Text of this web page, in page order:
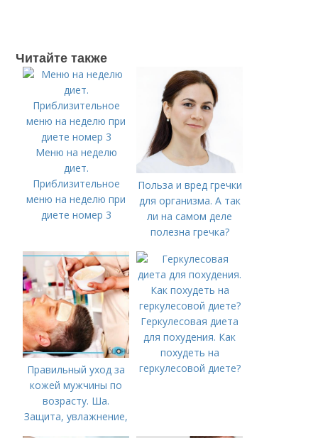
Читайте также
Меню на неделю
диет.
Приблизительное
меню на неделю при
диете номер 3
Польза и вред гречки
для организма. А так
ли на самом деле
полезна гречка?
Правильный уход за
кожей мужчины по
возрасту. Ша.
Защита, увлажнение,
Геркулесовая диета
для похудения. Как
похудеть на
геркулесовой диете?